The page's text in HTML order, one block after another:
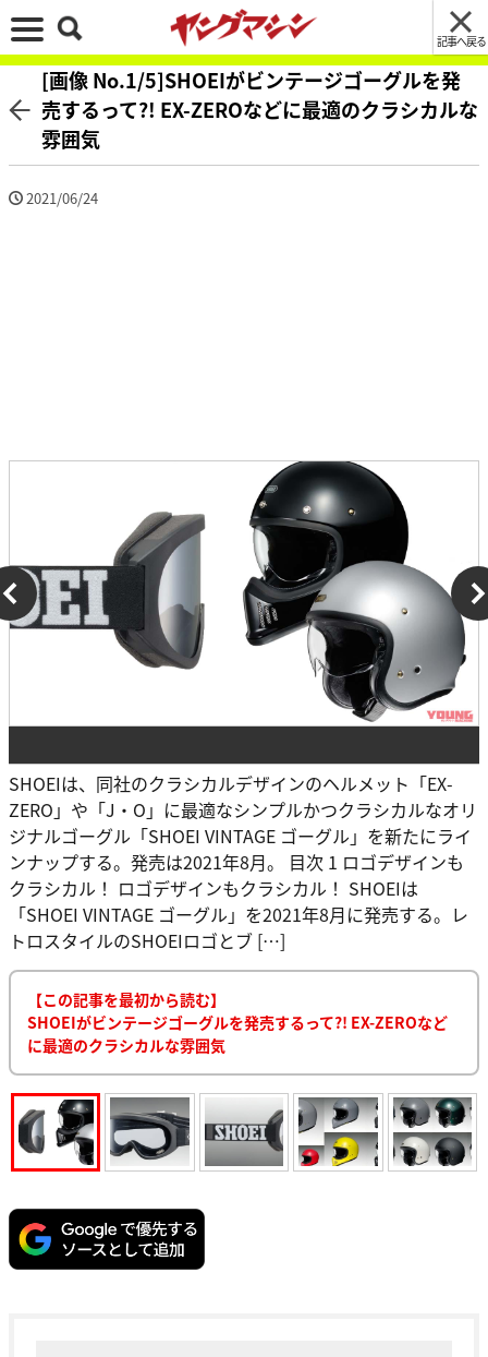
記事へ戻る
[画像 No.1/5]SHOEIがビンテージゴーグルを発
売するって?! EX-ZEROなどに最適のクラシカルな
雰囲気
2021/06/24
SHOEIは、同社のクラシカルデザインのヘルメット「EX-
ZERO」や「J・O」に最適なシンプルかつクラシカルなオリ
ジナルゴーグル「SHOEI VINTAGE ゴーグル」を新たにライ
ンナップする。発売は2021年8月。 目次 1 ロゴデザインも
クラシカル！ ロゴデザインもクラシカル！ SHOEIは
「SHOEI VINTAGE ゴーグル」を2021年8月に発売する。レ
トロスタイルのSHOEIロゴとブ […]
【この記事を最初から読む】
SHOEIがビンテージゴーグルを発売するって?! EX-ZEROなど
に最適のクラシカルな雰囲気